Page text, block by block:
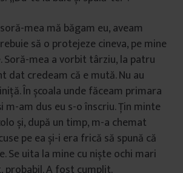
mea mă băgam eu, aveam
să o protejeze cineva, pe mine
Soră-mea a vorbit târziu, la patru
dat credeam că e mută. Nu au
În școala unde făceam primara
m-am dus eu s-o înscriu. Țin minte
și, după un timp, m-a chemat
pe ea și-i era frică să spună că
Se uita la mine cu niște ochi mari